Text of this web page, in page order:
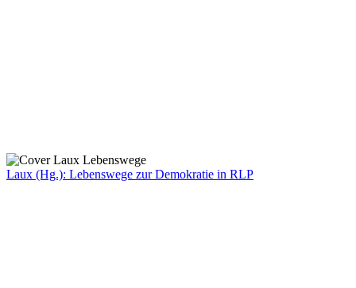
Laux (Hg.): Lebenswege zur Demokratie in RLP